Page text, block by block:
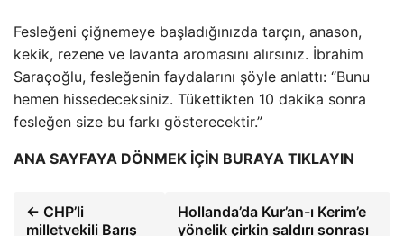
Fesleğeni çiğnemeye başladığınızda tarçın, anason,
kekik, rezene ve lavanta aromasını alırsınız. İbrahim
Saraçoğlu, fesleğenin faydalarını şöyle anlattı: “Bunu
hemen hissedeceksiniz. Tükettikten 10 dakika sonra
fesleğen size bu farkı gösterecektir.”
ANA SAYFAYA DÖNMEK İÇİN BURAYA TIKLAYIN
← CHP’li
milletvekili Barış
Hollanda’da Kur’an-ı Kerim’e
yönelik çirkin saldırı sonrası